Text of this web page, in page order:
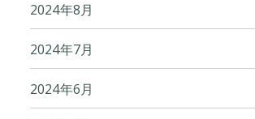
2024年8月
2024年7月
2024年6月